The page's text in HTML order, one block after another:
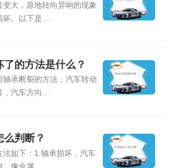
变大，原地转向异响的现象
坏。以下是...
的方法是什么？
轴承断裂的方法：汽车转动
，汽车方向...
判断？
法如下：1.轴承损坏，汽车